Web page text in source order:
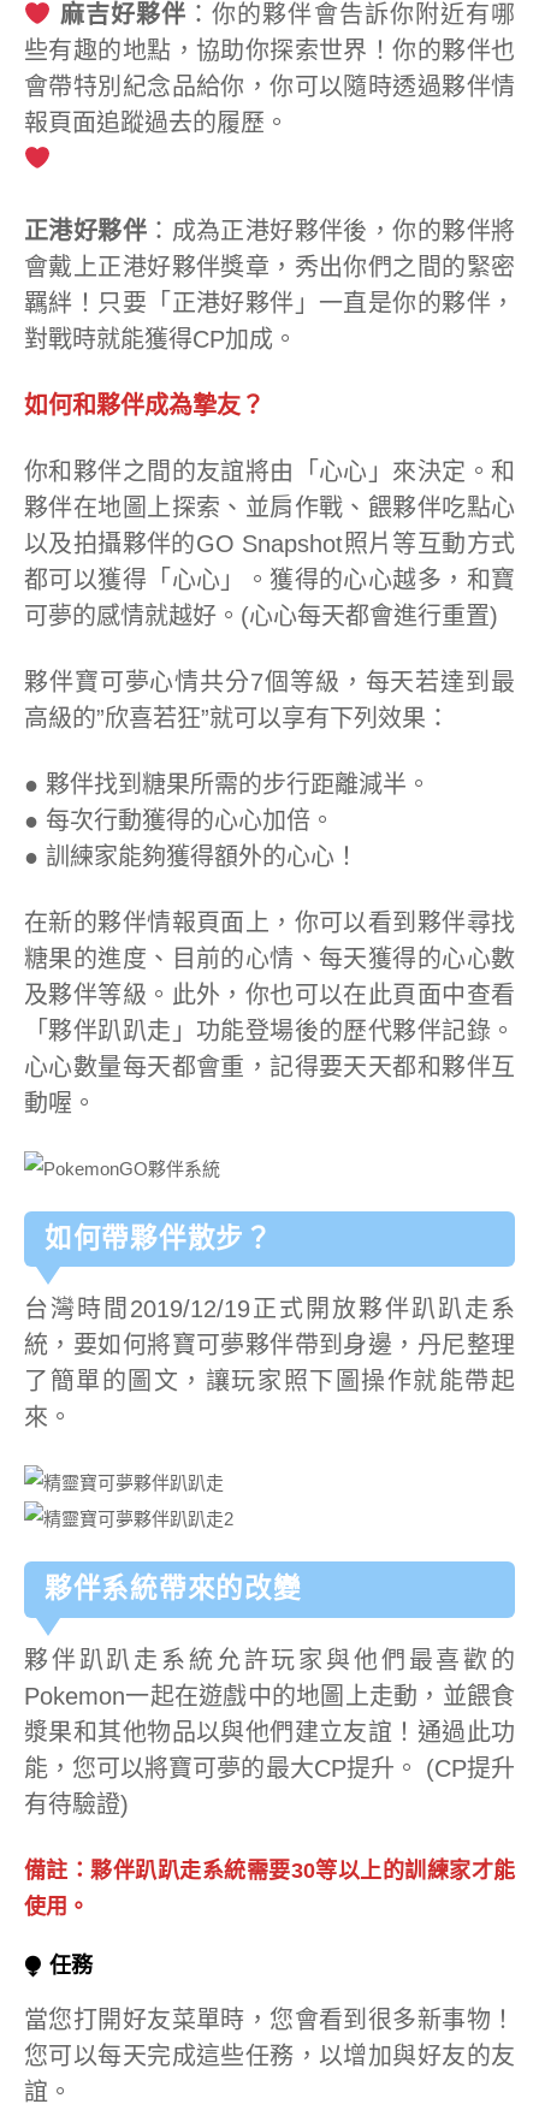
麻吉好夥伴 ：你的夥伴會告訴你附近有哪
些有趣的地點，協助你探索世界！你的夥伴也
會帶特別紀念品給你，你可以隨時透過夥伴情
報頁面追蹤過去的履歷。
正港好夥伴 ：成為正港好夥伴後，你的夥伴將
會戴上正港好夥伴獎章，秀出你們之間的緊密
羈絆！只要「正港好夥伴」一直是你的夥伴，
對戰時就能獲得CP加成。
如何和夥伴成為摯友？
你和夥伴之間的友誼將由「心心」來決定。和
夥伴在地圖上探索、並肩作戰、餵夥伴吃點心
以及拍攝夥伴的GO Snapshot照片等互動方式
都可以獲得「心心」。獲得的心心越多，和寶
可夢的感情就越好。(心心每天都會進行重置)
夥伴寶可夢心情共分7個等級，每天若達到最
高級的”欣喜若狂”就可以享有下列效果：
● 夥伴找到糖果所需的步行距離減半。
● 每次行動獲得的心心加倍。
● 訓練家能夠獲得額外的心心！
在新的夥伴情報頁面上，你可以看到夥伴尋找
糖果的進度、目前的心情、每天獲得的心心數
及夥伴等級。此外，你也可以在此頁面中查看
「夥伴趴趴走」功能登場後的歷代夥伴記錄。
心心數量每天都會重，記得要天天都和夥伴互
動喔。
如何帶夥伴散步？
台灣時間2019/12/19正式開放夥伴趴趴走系
統，要如何將寶可夢夥伴帶到身邊，丹尼整理
了簡單的圖文，讓玩家照下圖操作就能帶起
來。
夥伴系統帶來的改變
夥伴趴趴走系統允許玩家與他們最喜歡的
Pokemon一起在遊戲中的地圖上走動，並餵食
漿果和其他物品以與他們建立友誼！通過此功
能，您可以將寶可夢的最大CP提升。 (CP提升
有待驗證)
備註：夥伴趴趴走系統需要30等以上的訓練家才能
使用。
⧭ 任務
當您打開好友菜單時，您會看到很多新事物！
您可以每天完成這些任務，以增加與好友的友
誼。